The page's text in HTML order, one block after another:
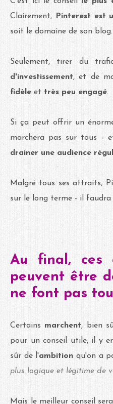
Clairement,
Pinterest est
soit le domaine de son blog.
Seulement, tirer du
d'investissement, et de
fidèle et très peu engagé.
Si ça peut offrir un
marchera pas sur tous -
drainer une audience
Malgré tous ses attraits,
sur le long terme - il faudra
Au final, ces
peuvent être
ne font pas
Certains marchent, bien
pour un conseil utile, il y
sûr de l'ambition qu'on a
plus logique et légitime de
Mais le meilleur conseil